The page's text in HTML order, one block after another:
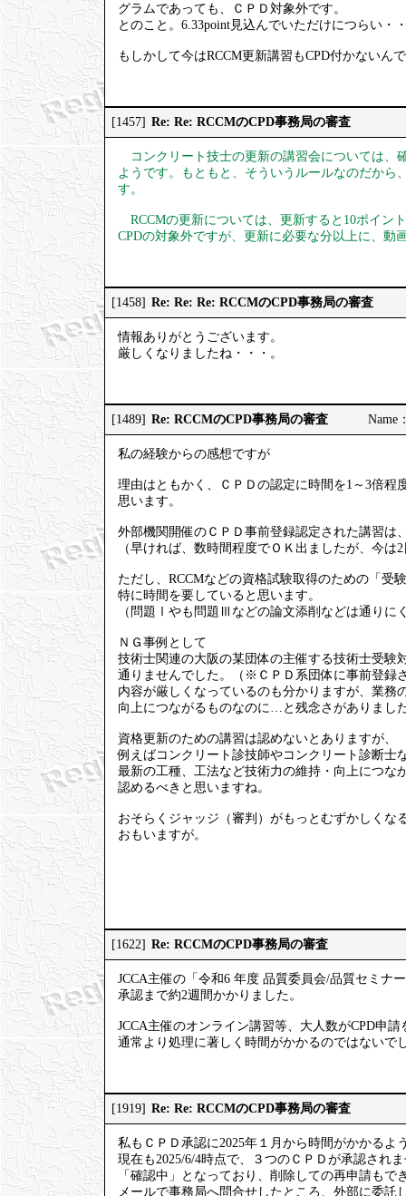
グラムであっても、ＣＰＤ対象外です。
とのこと。6.33point見込んでいただけにつらい・
もしかして今はRCCM更新講習もCPD付かないん
[1457] Re: Re: RCCMのCPD事務局の審査
コンクリート技士の更新の講習会については、
ようです。もともと、そういうルールなのだか
す。
RCCMの更新については、更新すると10ポイン
CPDの対象外ですが、更新に必要な分以上に、
[1458] Re: Re: Re: RCCMのCPD事務局の審査
情報ありがとうございます。
厳しくなりましたね・・・。
[1489] Re: RCCMのCPD事務局の審査 Name
私の経験からの感想ですが
理由はともかく、ＣＰＤの認定に時間を1～3倍程
思います。
外部機関開催のＣＰＤ事前登録認定された講習は
（早ければ、数時間程度でＯＫ出ましたが、今は
ただし、RCCMなどの資格試験取得のための「受
特に時間を要していると思います。
（問題Ⅰやも問題Ⅲなどの論文添削などは通りに
ＮＧ事例として
技術士関連の大阪の某団体の主催する技術士受験
通りませんでした。（※ＣＰＤ系団体に事前登録
内容が厳しくなっているのも分かりますが、業務
向上につながるものなのに…と残念さがありまし
資格更新のための講習は認めないとありますが、
例えばコンクリート診技師やコンクリート診断士
最新の工種、工法など技術力の維持・向上につな
認めるべきと思いますね。
おそらくジャッジ（審判）がもっとむずかしくな
おもいますが。
[1622] Re: RCCMのCPD事務局の審査
JCCA主催の「令和6 年度 品質委員会/品質セミナ
承認まで約2週間かかりました。
JCCA主催のオンライン講習等、大人数がCPD申
通常より処理に著しく時間がかかるのではないで
[1919] Re: Re: RCCMのCPD事務局の審査
私もＣＰＤ承認に2025年１月から時間がかかるよ
現在も2025/6/4時点で、３つのＣＰＤが承認され
「確認中」となっており、削除しての再申請もで
メールで事務局へ問合せしたところ、外部に委